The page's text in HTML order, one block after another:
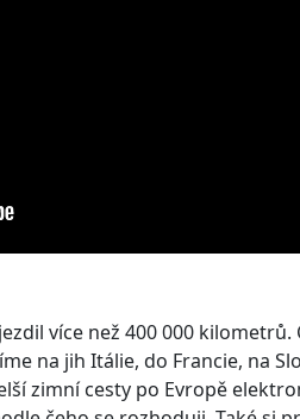
více než 400 000
na jih Itálie, do Francie, na
zimní cesty po Evropě